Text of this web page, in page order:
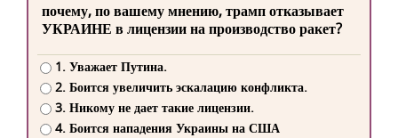
почему, по вашему мнению, трамп отказывает
УКРАИНЕ в лицензии на производство ракет?
1. Уважает Путина.
2. Боится увеличить эскалацию конфликта.
3. Никому не дает такие лицензии.
4. Боится нападения Украины на США